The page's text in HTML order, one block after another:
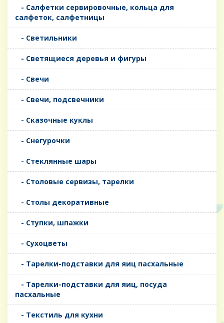
- Салфетки сервировочные, кольца для
салфеток, салфетницы
- Светильники
- Светящиеся деревья и фигуры
- Свечи
- Свечи, подсвечники
- Сказочные куклы
- Снегурочки
- Стеклянные шары
- Столовые сервизы, тарелки
- Столы декоративные
- Ступки, шпажки
- Сухоцветы
- Тарелки-подставки для яиц пасхальные
- Тарелки-подставки для яиц, посуда
пасхальные
- Текстиль для кухни